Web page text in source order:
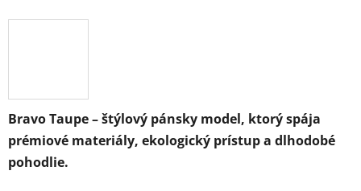
Bravo Taupe – štýlový pánsky model, ktorý spája
prémiové materiály, ekologický prístup a dlhodobé
pohodlie.